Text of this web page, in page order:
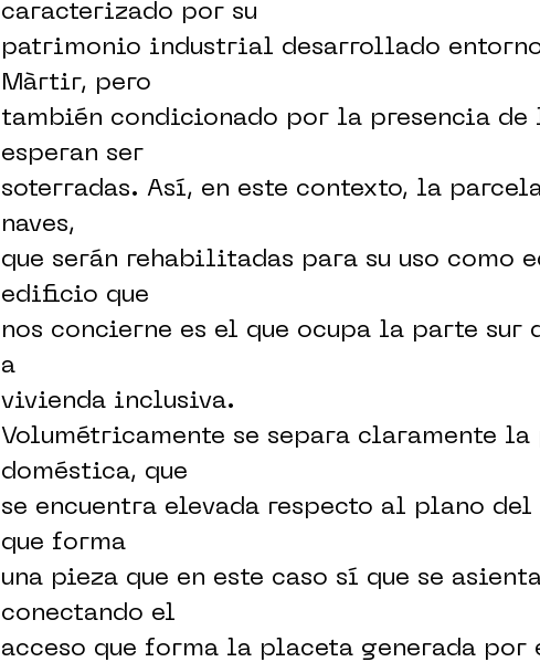
caracterizado por su
patrimonio industrial desarrollado
Màrtir, pero
también condicionado por la presencia de
esperan ser
soterradas. Así, en este contexto, la
naves,
que serán rehabilitadas para su uso como
edificio que
nos concierne es el que ocupa la parte sur
a
vivienda inclusiva.
Volumétricamente se separa claramente
doméstica, que
se encuentra elevada respecto al plano del
que forma
una pieza que en este caso sí que se
conectando el
acceso que forma la placeta generada